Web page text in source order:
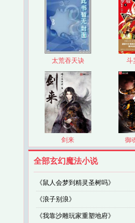
太荒吞天诀 斗
剑来 御
全部玄幻魔法小说
《鼠人会梦到精灵圣树吗》
《浪子别浪》
《我靠沙雕玩家重塑地府》